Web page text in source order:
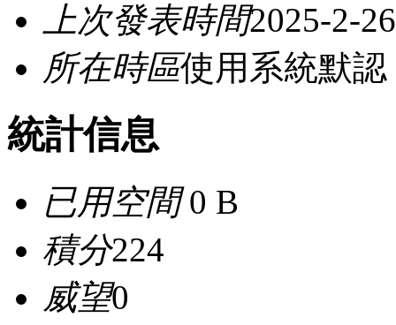
上次發表時間2025-2-
所在時區使用系統默認
統計信息
已用空間0 B
積分224
威望0